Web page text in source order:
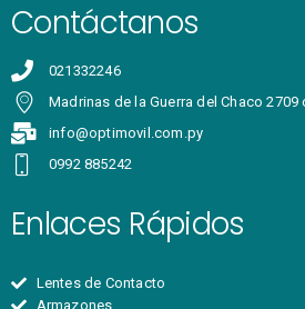
Contáctanos
021332246
Madrinas de la Guerra del Chaco 2709
info@optimovil.com.py
0992 885242
Enlaces Rápidos
Lentes de Contacto
Armazones